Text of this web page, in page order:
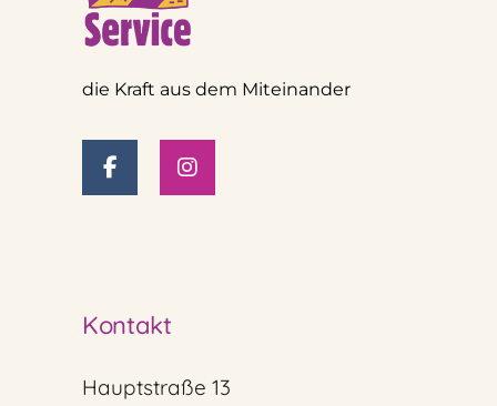
die Kraft aus dem Miteinander
Kontakt
Hauptstraße 13